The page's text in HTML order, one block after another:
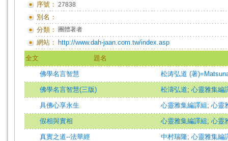
序號： 27838
別名：
分類：
團體著者
網站： http://www.dah-jaan.com.tw/index.asp
全文 題名
佛學名言智慧 松涛弘道 (著
佛學名言智慧(三版) 松濤弘道; 心靈雅集編
具佛心享永生 心靈雅集編譯組 ; 心靈
假相與實相 心靈雅集編譯組 ; 心靈
真實之道--法華經 中村瑞隆; 心靈雅集編